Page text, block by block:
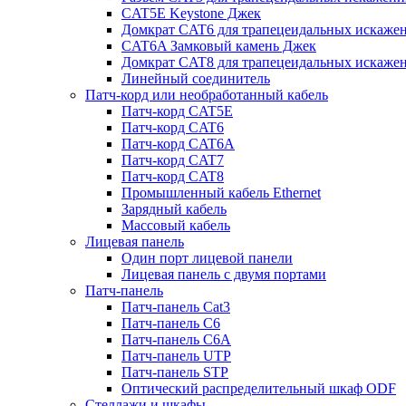
CAT5E Keystone Джек
Домкрат CAT6 для трапецеидальных
CAT6A Замковый камень Джек
Домкрат CAT8 для трапецеидальных
Линейный соединитель
Патч-корд или необработанный кабель
Патч-корд CAT5E
Патч-корд CAT6
Патч-корд CAT6A
Патч-корд CAT7
Патч-корд CAT8
Промышленный кабель Ethernet
Зарядный кабель
Массовый кабель
Лицевая панель
Один порт лицевой панели
Лицевая панель с двумя портами
Патч-панель
Патч-панель Cat3
Патч-панель C6
Патч-панель C6A
Патч-панель UTP
Патч-панель STP
Оптический распределительный шкаф ODF